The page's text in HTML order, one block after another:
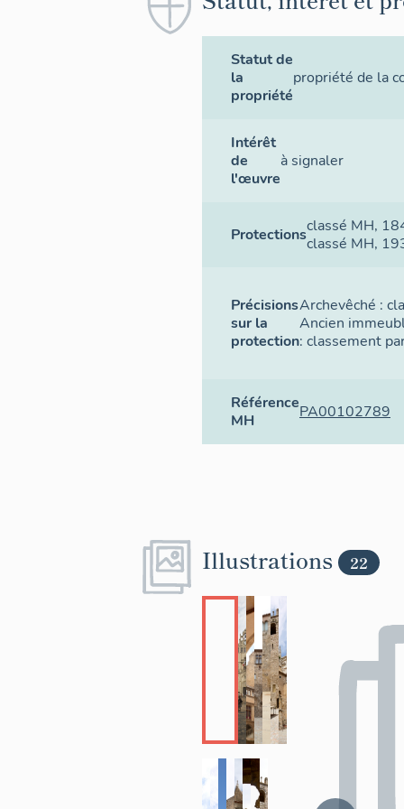
Statut de
la
propriété
propriété de la
Intérêt
de
l'œuvre
à signaler
Protectionsclassé MH,
classé MH,
Précisions
sur la
protection
Archevêché :
Ancien
: classement
Référence
MH
PA00102789
Illustrations 22